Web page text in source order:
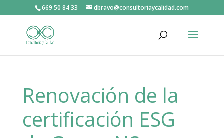
669 50 84 33 dbravo@consultoriaycalidad.com
Renovación de la
certificación ESG